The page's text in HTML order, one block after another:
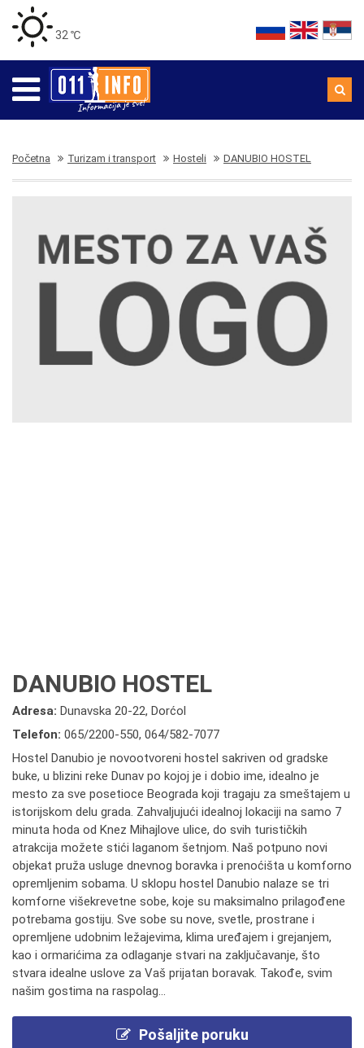
32 ℃
Početna Turizam i transport Hosteli DANUBIO HOSTEL
DANUBIO HOSTEL
Adresa: Dunavska 20-22, Dorćol
Telefon: 065/2200-550, 064/582-7077
Hostel Danubio je novootvoreni hostel sakriven od gradske
buke, u blizini reke Dunav po kojoj je i dobio ime, idealno je
mesto za sve posetioce Beograda koji tragaju za smeštajem u
istorijskom delu grada. Zahvaljujući idealnoj lokaciji na samo 7
minuta hoda od Knez Mihajlove ulice, do svih turističkih
atrakcija možete stići laganom šetnjom. Naš potpuno novi
objekat pruža usluge dnevnog boravka i prenoćišta u komforno
opremljenim sobama. U sklopu hostel Danubio nalaze se tri
komforne višekrevetne sobe, koje su maksimalno prilagođene
potrebama gostiju. Sve sobe su nove, svetle, prostrane i
opremljene udobnim ležajevima, klima uređajem i grejanjem,
kao i ormarićima za odlaganje stvari na zaključavanje, što
stvara idealne uslove za Vaš prijatan boravak. Takođe, svim
našim gostima na raspolag...
Pošaljite poruku